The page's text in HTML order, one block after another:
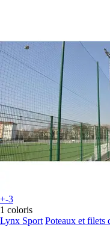
+-3
1 coloris
Lynx Sport Poteaux et filets